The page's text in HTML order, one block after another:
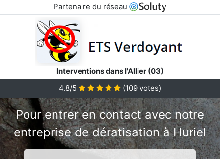
Partenaire du réseau
Interventions dans l'Allier (03)
4.8/5
(109 votes)
Pour entrer en contact avec notre
entreprise de dératisation à Huriel